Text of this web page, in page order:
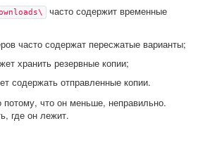
часто содержит временные
часто содержат пересжатые варианты;
хранить резервные копии;
содержать отправленные копии.
что он меньше, неправильно.
где он лежит.